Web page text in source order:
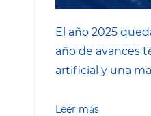
El año 2025
año de avances
artificial y una
Leer más